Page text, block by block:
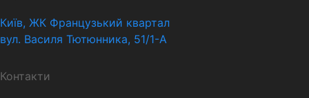
Київ, ЖК Французький квартал
вул. Василя Тютюнника, 51/1-А
Контакти